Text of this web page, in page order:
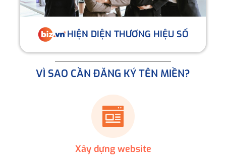
HIỆN DIỆN THƯƠNG HIỆU SỐ
VÌ SAO CẦN ĐĂNG KÝ TÊN MIỀN?
Xây dựng website